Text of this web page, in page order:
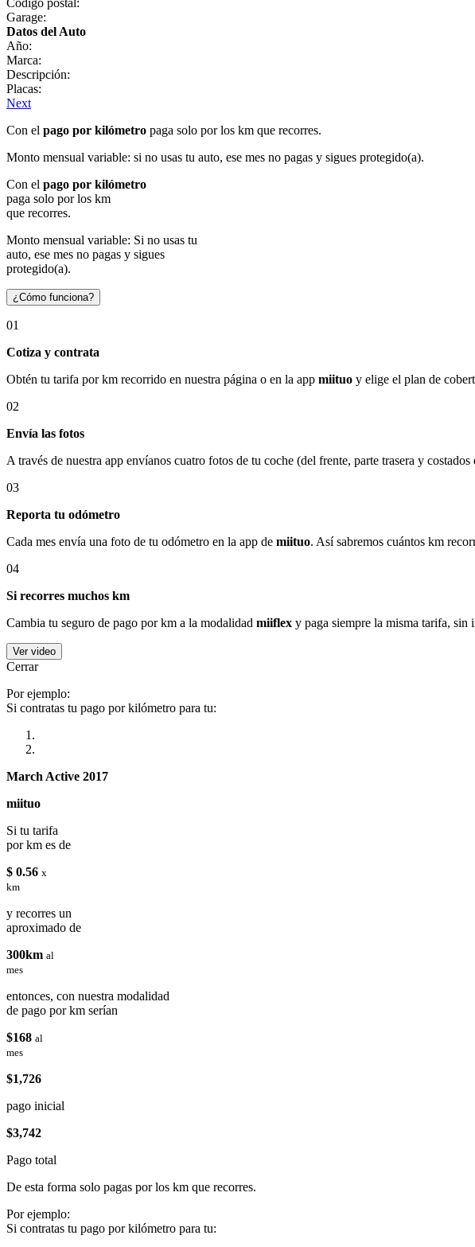
Garage:
Datos del Auto
Año:
Marca:
Descripción:
Placas:
Next
Con el pago por kilómetro paga solo por los km que recorres.
Monto mensual variable: si no usas tu auto, ese mes no pagas y sigues protegido(a).
Con el pago por kilómetro
paga solo por los km
que recorres.
Monto mensual variable: Si no usas tu
auto, ese mes no pagas y sigues
protegido(a).
¿Cómo funciona?
01
Cotiza y contrata
Obtén tu tarifa por km recorrido en nuestra página o en la app miituo y elige el plan de
02
Envía las fotos
A través de nuestra app envíanos cuatro fotos de tu coche (del frente, parte trasera y
03
Reporta tu odómetro
Cada mes envía una foto de tu odómetro en la app de miituo. Así sabremos cuántos km
04
Si recorres muchos km
Cambia tu seguro de pago por km a la modalidad miiflex y paga siempre la misma tarifa, sin
Ver video
Cerrar
Por ejemplo:
Si contratas tu pago por kilómetro para tu:
March Active 2017
miituo
Si tu tarifa
por km es de
$ 0.56 x
km
y recorres un
aproximado de
300km al
mes
entonces, con nuestra modalidad
de pago por km serían
$168 al
mes
$1,726
pago inicial
$3,742
Pago total
De esta forma solo pagas por los km que recorres.
Por ejemplo:
Si contratas tu pago por kilómetro para tu: